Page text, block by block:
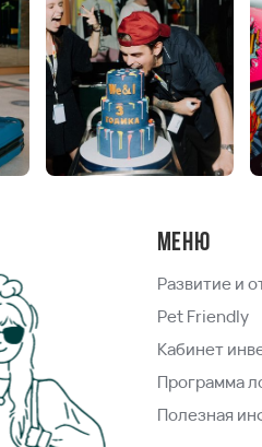
Меню
Развитие и
Pet Friendly
Кабинет
Программа
Полезная